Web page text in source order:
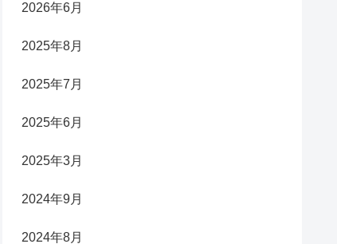
2026年6月
2025年8月
2025年7月
2025年6月
2025年3月
2024年9月
2024年8月